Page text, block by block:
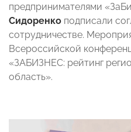
предпринимателями
Сидоренко подписали
сотрудничестве.
Всероссийской
«ЗАБИЗНЕС: рейтинг
область».